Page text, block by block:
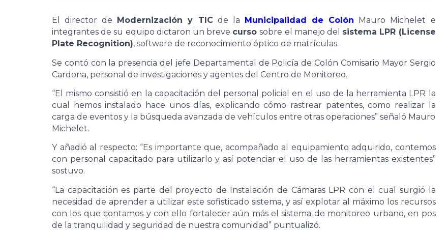
El director de Modernización y TICde la Municipalidad de Colón Mauro Michelet e
integrantes de su equipo dictaron un breve cursosobre el manejo del sistema LPR (License
Plate Recognition), software de reconocimiento óptico de matrículas.
Se contó con la presencia del jefe Departamental de Policía de Colón Comisario Mayor Sergio
Cardona, personal de investigaciones y agentes del Centro de Monitoreo.
“El mismo consistió en la capacitación del personal policial en el uso de la herramienta LPR la
cual hemos instalado hace unos días, explicando cómo rastrear patentes, como realizar la
carga de eventos y la búsqueda avanzada de vehículos entre otras operaciones” señaló Mauro
Michelet.
Y añadió al respecto: “Es importante que, acompañado al equipamiento adquirido, contemos
con personal capacitado para utilizarlo y así potenciar el uso de las herramientas existentes”
sostuvo.
“La capacitación es parte del proyecto de Instalación de Cámaras LPR con el cual surgió la
necesidad de aprender a utilizar este sofisticado sistema, y así explotar al máximo los recursos
con los que contamos y con ello fortalecer aún más el sistema de monitoreo urbano, en pos
de la tranquilidad y seguridad de nuestra comunidad” puntualizó.